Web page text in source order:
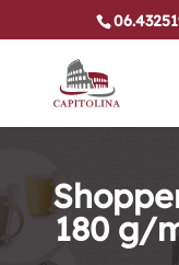
180 g/